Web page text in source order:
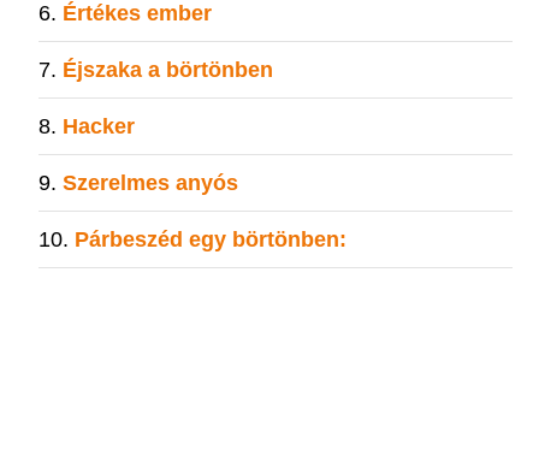
Értékes ember
Éjszaka a börtönben
Hacker
Szerelmes anyós
Párbeszéd egy börtönben: